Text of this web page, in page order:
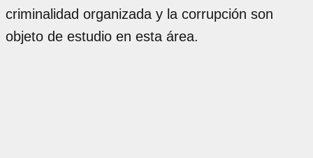
criminalidad organizada y la corrupción son
objeto de estudio en esta área.